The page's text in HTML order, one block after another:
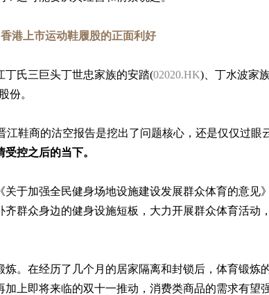
香港上市运动鞋履股的正面利好
丁氏三巨头丁世忠家族的安踏(02020.HK)、丁水波家
份。
江鞋商的沽空报告是挖出了问题核心，还是仅仅过眼
控之后的当下。
关于加强全民健身场地设施建设发展群众体育的意见
群众身边的健身设施短板，大力开展群众体育活动
。在经历了几个月的居家隔离和封锁后，体育锻炼
上即将来临的双十一推动，消费类商品的需求有望